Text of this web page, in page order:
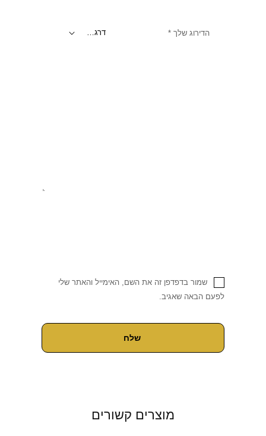
הדירוג שלך *
שמור בדפדפן זה את השם, האימייל והאתר שלי
לפעם הבאה שאגיב.
מוצרים קשורים